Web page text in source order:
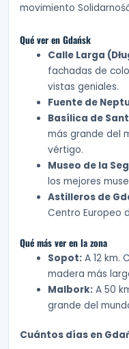
movimiento
Qué ver en Gdańsk
Calle Larga
fachadas de
vistas geniales.
Fuente de
Basílica de
más grande del
vértigo.
Museo de la
los mejores
Astilleros de
Centro Europeo
Qué más ver en la zona
Sopot: A 12 km.
madera más
Malbork: A 50
grande del
Cuántos días en